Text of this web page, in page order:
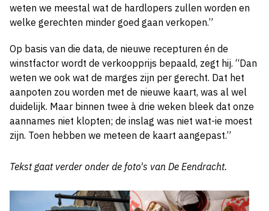
weten we meestal wat de hardlopers zullen worden en
welke gerechten minder goed gaan verkopen.”
Op basis van die data, de nieuwe recepturen én de
winstfactor wordt de verkoopprijs bepaald, zegt hij. “Dan
weten we ook wat de marges zijn per gerecht. Dat het
aanpoten zou worden met de nieuwe kaart, was al wel
duidelijk. Maar binnen twee à drie weken bleek dat onze
aannames niet klopten; de inslag was niet wat-ie moest
zijn. Toen hebben we meteen de kaart aangepast.”
Tekst gaat verder onder de foto's van De Eendracht.